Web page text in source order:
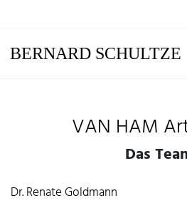
BERNARD SCHULTZE
VAN HAM
Das
Dr. Renate Goldmann